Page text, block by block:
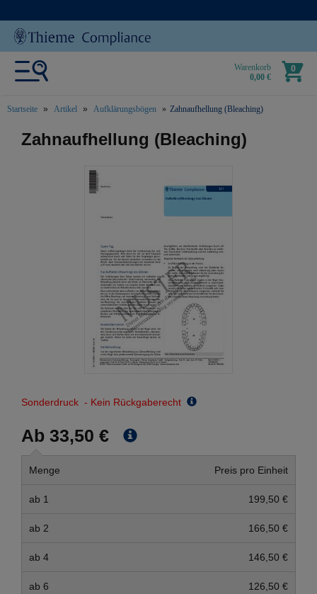
Warenkorb
0,00 €
0
Startseite Artikel Aufklärungsbögen Zahnaufhellung (Bleaching)
text.skipToContent
text.skipToNavigation
Zahnaufhellung (Bleaching)
Sonderdruck - Kein Rückgaberecht
Ab 33,50 €
Menge Preis pro Einheit
ab 1 199,50 €
ab 2 166,50 €
ab 4 146,50 €
ab 6 126,50 €